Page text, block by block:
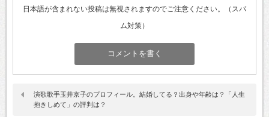
日本語が含まれない投稿は無視されますのでご注意ください。（スパ
ム対策）
演歌歌手玉井京子のプロフィール。結婚してる？出身や年齢は？「人生
抱きしめて」の評判は？